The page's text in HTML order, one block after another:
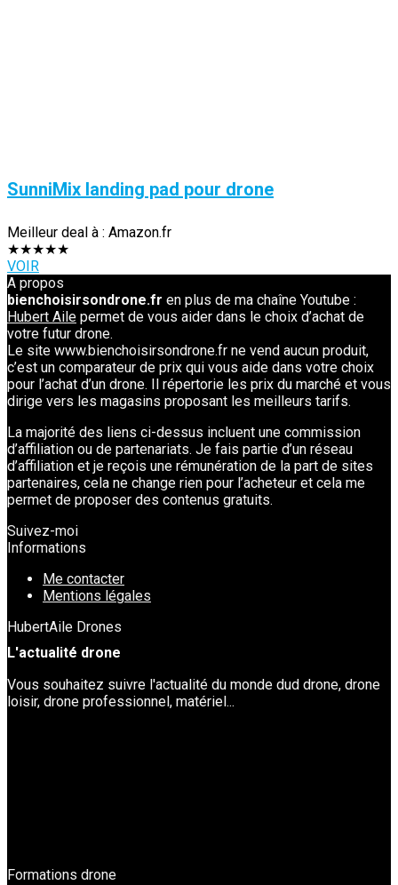
SunniMix landing pad pour drone
Meilleur deal à : Amazon.fr
★★★★★
VOIR
A propos
bienchoisirsondrone.fr en plus de ma chaîne Youtube :
Hubert Aile permet de vous aider dans le choix d’achat de
votre futur drone.
Le site www.bienchoisirsondrone.fr ne vend aucun produit,
c’est un comparateur de prix qui vous aide dans votre choix
pour l’achat d’un drone. Il répertorie les prix du marché et vous
dirige vers les magasins proposant les meilleurs tarifs.
La majorité des liens ci-dessus incluent une commission
d’affiliation ou de partenariats. Je fais partie d’un réseau
d’affiliation et je reçois une rémunération de la part de sites
partenaires, cela ne change rien pour l’acheteur et cela me
permet de proposer des contenus gratuits.
Suivez-moi
Informations
Me contacter
Mentions légales
HubertAile Drones
L'actualité drone
Vous souhaitez suivre l'actualité du monde dud drone, drone
loisir, drone professionnel, matériel...
Formations drone